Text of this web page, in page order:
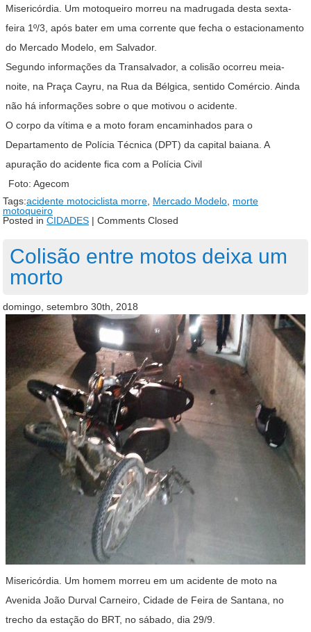
Misericórdia. Um motoqueiro morreu na madrugada desta sexta-
feira 1º/3, após bater em uma corrente que fecha o estacionamento
do Mercado Modelo, em Salvador.
Segundo informações da Transalvador, a colisão ocorreu meia-
noite, na Praça Cayru, na Rua da Bélgica, sentido Comércio. Ainda
não há informações sobre o que motivou o acidente.
O corpo da vítima e a moto foram encaminhados para o
Departamento de Polícia Técnica (DPT) da capital baiana. A
apuração do acidente fica com a Polícia Civil
Foto: Agecom
Tags:acidente motociclista morre Mercado Modelo morte
motoqueiro
Posted in CIDADES | Comments Closed
Colisão entre motos deixa um
morto
domingo, setembro 30th, 2018
Misericórdia. Um homem morreu em um acidente de moto na
Avenida João Durval Carneiro, Cidade de Feira de Santana, no
trecho da estação do BRT, no sábado, dia 29/9.